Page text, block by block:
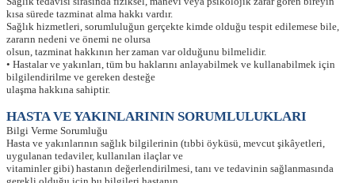
kısa sürede tazminat alma hakkı vardır.
Sağlık hizmetleri, sorumluluğun gerçekte kimde olduğu tespit edilemese bile,
zararın nedeni ve önemi ne olursa
olsun, tazminat hakkının her zaman var olduğunu bilmelidir.
• Hastalar ve yakınları, tüm bu haklarını anlayabilmek ve kullanabilmek için
bilgilendirilme ve gereken desteğe
ulaşma hakkına sahiptir.
HASTA VE YAKINLARININ SORUMLULUKLARI
Bilgi Verme Sorumluğu
Hasta ve yakınlarının sağlık bilgilerinin (tıbbi öyküsü, mevcut şikâyetleri,
uygulanan tedaviler, kullanılan ilaçlar ve
vitaminler gibi) hastanın değerlendirilmesi, tanı ve tedavinin sağlanmasında